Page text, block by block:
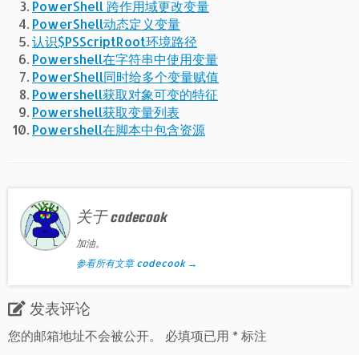
PowerShell 跨作用域更改变量
PowerShell动态定义变量
认识$PSScriptRoot环境路径
Powershell在字符串中使用变量
PowerShell同时给多个变量赋值
Powershell获取对象可变的特征
Powershell获取变量列表
Powershell在脚本中包含资源
关于 codecook
加油。
参看所有文章 codecook →
发表评论
您的邮箱地址不会被公开。
必填项已用 *标注